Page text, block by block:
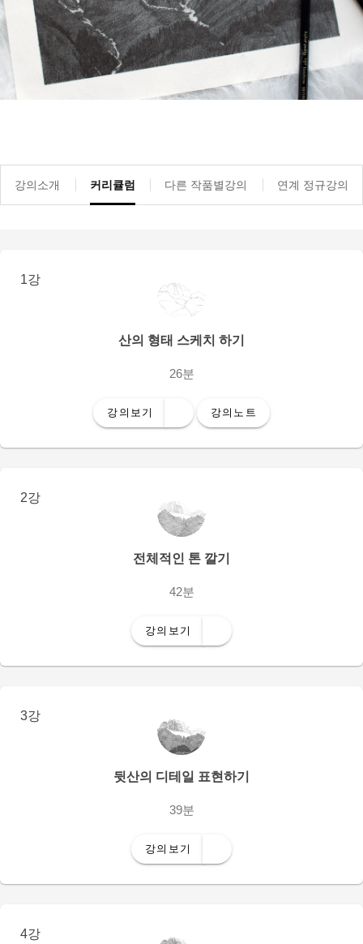
강의소개 커리큘럼 다른 작품별강의 연계 정규강의
1강
산의 형태 스케치 하기
26분
강의보기 강의노트
2강
전체적인 톤 깔기
42분
강의보기
3강
뒷산의 디테일 표현하기
39분
강의보기
4강